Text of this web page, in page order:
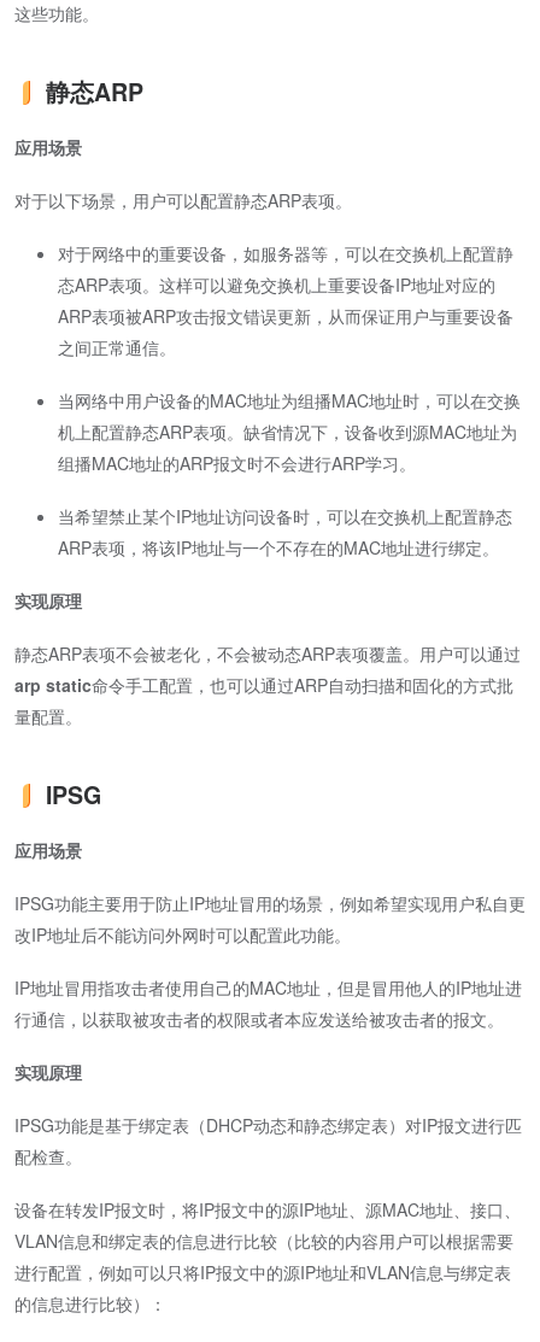
这些功能。
静态ARP
应用场景
对于以下场景，用户可以配置静态ARP表项。
对于网络中的重要设备，如服务器等，可以在交换机 上配置静
态ARP表项。这样可以避免交换机 上重要设备IP地址对应的
ARP表项被ARP攻击报文错误更新，从而保证用户与重要设备
之间正常通信。
当网络中用户设备的MAC地址为组播MAC地址时，可以在交换
机 上配置静态ARP表项。缺省情况下，设备收到源MAC地址为
组播MAC地址的ARP报文时不会进行ARP学习。
当希望禁止某个IP地址访问设备时，可以在交换机 上配置静态
ARP表项，将该IP地址与一个不存在的MAC地址进行绑定。
实现原理
静态ARP表项不会被老化，不会被动态ARP表项覆盖。用户可以通过
arp static命令手工配置，也可以通过ARP自动扫描和固化的方式批
量配置。
IPSG
应用场景
IPSG功能主要用于防止IP地址冒用的场景，例如希望实现用户私自更
改IP地址后不能访问外网时可以配置此功能。
IP地址冒用指攻击者使用自己的MAC地址，但是冒用他人的IP地址进
行通信，以获取被攻击者的权限或者本应发送给被攻击者的报文。
实现原理
IPSG功能是基于绑定表（DHCP动态和静态绑定表）对IP报文进行匹
配检查。
设备在转发IP报文时，将IP报文中的源IP地址、源MAC地址、接口、
VLAN信息和绑定表的信息进行比较（比较的内容用户可以根据需要
进行配置，例如可以只将IP报文中的源IP地址和VLAN信息与绑定表
的信息进行比较）：